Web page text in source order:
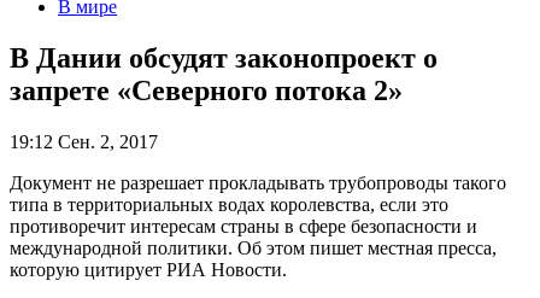
В мире
В Дании обсудят законопроект о
запрете «Северного потока 2»
19:12 Сен. 2, 2017
Документ не разрешает прокладывать трубопроводы такого
типа в территориальных водах королевства, если это
противоречит интересам страны в сфере безопасности и
международной политики. Об этом пишет местная пресса,
которую цитирует РИА Новости.